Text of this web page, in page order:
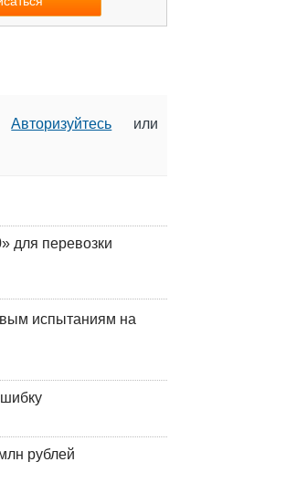
Авторизуйтесь или
для перевозки
испытаниям на
рублей